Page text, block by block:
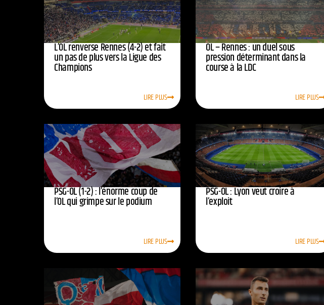
L’OL renverse Rennes (4-2) et fait
un pas de plus vers la Ligue des
Champions
LIRE PLUS
OL – Rennes : un duel sous
pression déterminant dans la
course à la LDC
LIRE PLUS
PSG-OL (1-2) : l’énorme coup de
l’OL qui grimpe sur le podium
LIRE PLUS
PSG-OL : Lyon veut croire à
l’exploit
LIRE PLUS